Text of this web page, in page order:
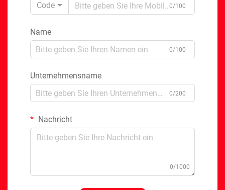
Code
0/100
Name
0/100
Unternehmensname
0/200
Nachricht
0/1000